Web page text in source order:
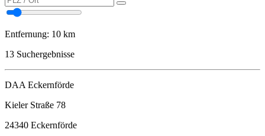
Entfernung: 10 km
13 Suchergebnisse
DAA Eckernförde
Kieler Straße 78
24340 Eckernförde